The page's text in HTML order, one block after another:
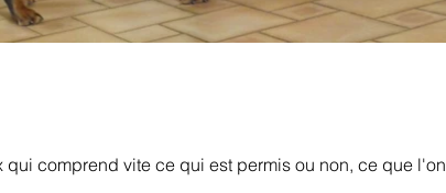
comprend vite ce qui est permis ou non, ce que l'on